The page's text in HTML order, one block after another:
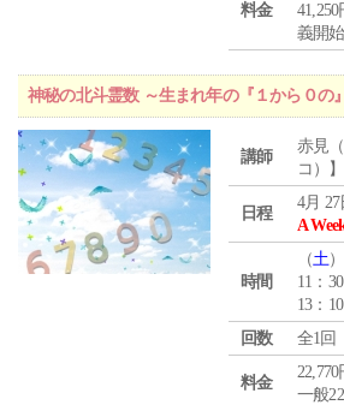
料金
義開
神秘の北斗霊数 ～生まれ年の『１から０の
講師
赤見
コ）】
日程
4月 27
A
時間
（土）
11：
13：
回数
全1回
料金
22,770
一般